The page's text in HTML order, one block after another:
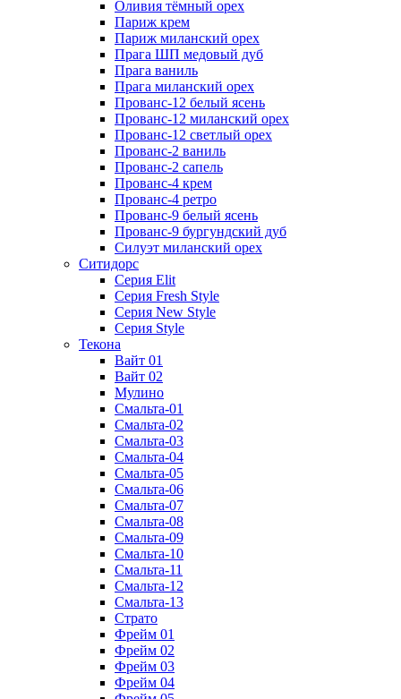
Оливия тёмный орех
Париж крем
Париж миланский орех
Прага ШП медовый дуб
Прага ваниль
Прага миланский орех
Прованс-12 белый ясень
Прованс-12 миланский орех
Прованс-12 светлый орех
Прованс-2 ваниль
Прованс-2 сапель
Прованс-4 крем
Прованс-4 ретро
Прованс-9 белый ясень
Прованс-9 бургундский дуб
Силуэт миланский орех
Ситидорс
Серия Elit
Серия Fresh Style
Серия New Style
Серия Style
Текона
Вайт 01
Вайт 02
Мулино
Смальта-01
Смальта-02
Смальта-03
Смальта-04
Смальта-05
Смальта-06
Смальта-07
Смальта-08
Смальта-09
Смальта-10
Смальта-11
Смальта-12
Смальта-13
Страто
Фрейм 01
Фрейм 02
Фрейм 03
Фрейм 04